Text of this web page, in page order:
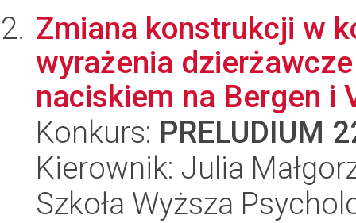
Zmiana konstrukcji w
wyrażenia
naciskiem na Bergen i
Konkurs: PRELUDIUM
Kierownik: Julia
Szkoła Wyższa